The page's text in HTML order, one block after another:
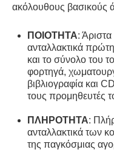
ακόλουθους βασικούς
ΠΟΙΟΤΗΤΑ: Άριστα
ανταλλακτικά
και το σύνολο του
φορτηγά,
βιβλιογραφία και
τους προμηθευτές
ΠΛΗΡΟΤΗΤΑ:
ανταλλακτικά των
της παγκόσμιας